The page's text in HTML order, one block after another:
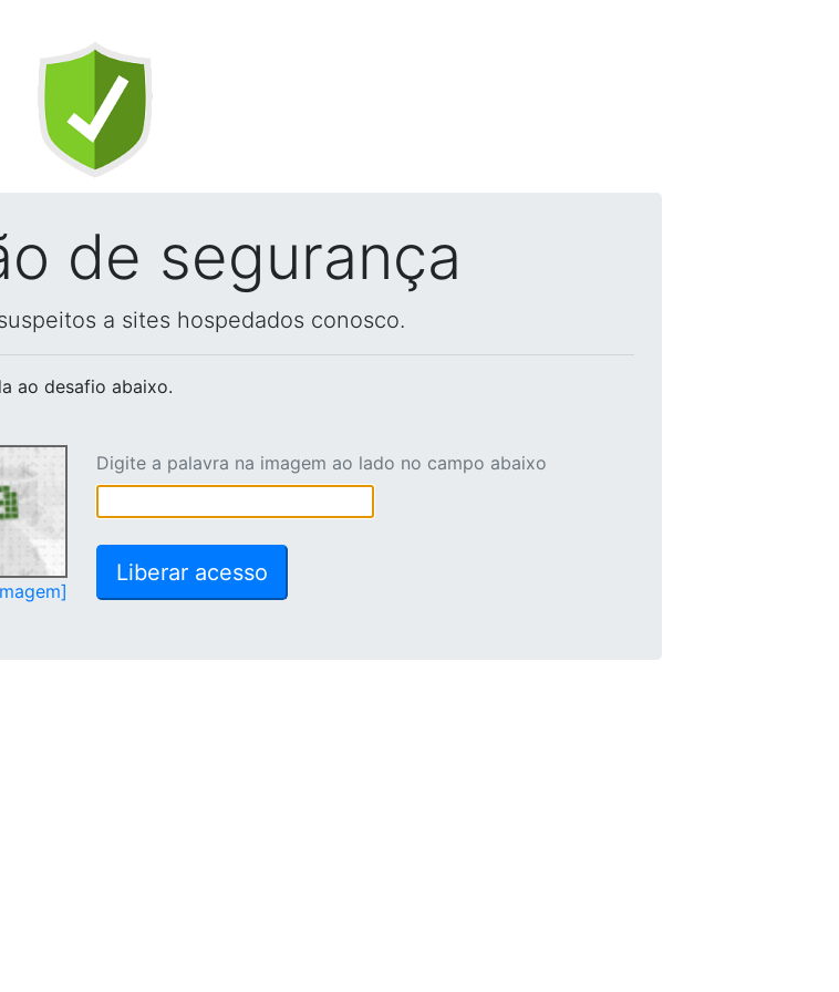
de segurança
a sites hospedados conosco.
ao desafio abaixo.
Digite a palavra na imagem ao lado no campo abaixo